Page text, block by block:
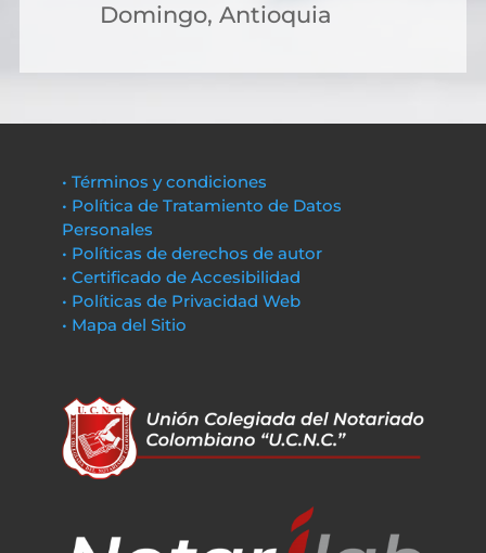
Domingo, Antioquia
• Términos y condiciones
• Política de Tratamiento de Datos
Personales
• Políticas de derechos de autor
• Certificado de Accesibilidad
• Políticas de Privacidad Web
• Mapa del Sitio